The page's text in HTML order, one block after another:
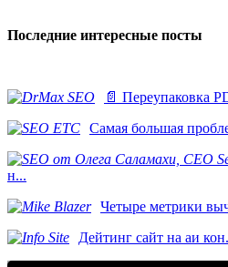
Последние интересные посты
📄 Переупаковка
Самая большая
н...
​Четыре метрики
Дейтинг сайт на аи